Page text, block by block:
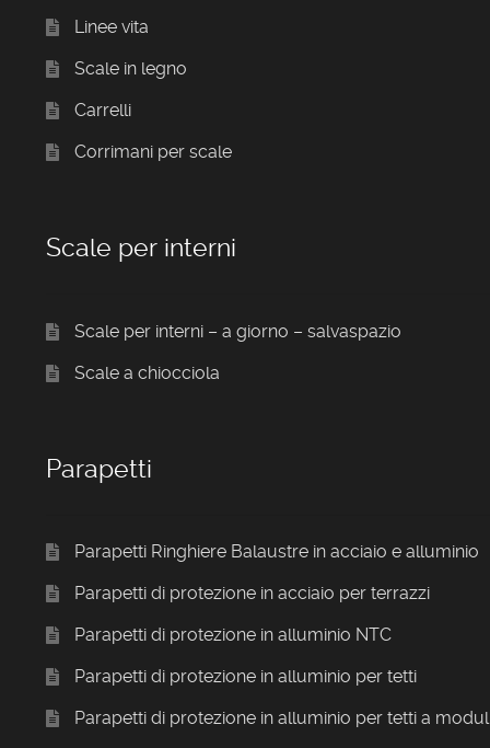
Linee vita
Scale in legno
Carrelli
Corrimani per scale
Scale per interni
Scale per interni – a giorno – salvaspazio
Scale a chiocciola
Parapetti
Parapetti Ringhiere Balaustre in acciaio e alluminio
Parapetti di protezione in acciaio per terrazzi
Parapetti di protezione in alluminio NTC
Parapetti di protezione in alluminio per tetti
Parapetti di protezione in alluminio per tetti a